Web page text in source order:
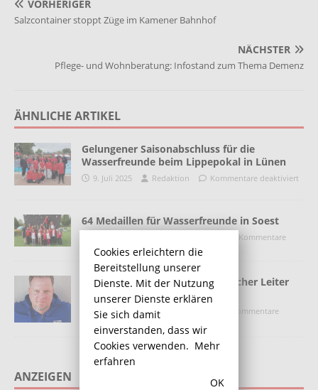
VORHERIGER
Salzcontainer stoppt Züge im Kamener Bahnhof
NÄCHSTER
Pflege- und Wohnberatung: Infostand zum Thema Demenz
ÄHNLICHE ARTIKEL
Gelungener Saisonabschluss für die
Wasserfreunde beim Lippepokal in Lünen
9. Juli 2025 Redaktion Kommentare deaktiviert
64 Medaillen für Wasserfreunde in Soest
Kommentare
deaktiviert
Sascha Blaszyk ist neuer Sportlicher Leiter
beim SuS Rünthe 08
25. Februar 2021
Kommentare
ANZEIGEN
Cookies erleichtern die
Bereitstellung unserer
Dienste. Mit der Nutzung
unserer Dienste erklären
Sie sich damit
einverstanden, dass wir
Cookies verwenden. Mehr
erfahren
OK